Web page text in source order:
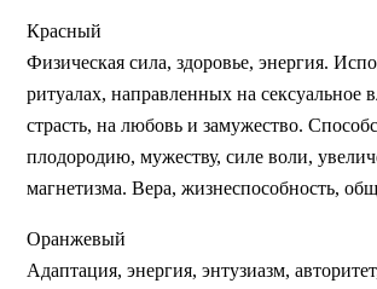
Красный
Физическая сила, здоровье, энергия.
ритуалах, направленных на сексуальное
страсть, на любовь и замужество.
плодородию, мужеству, силе воли,
магнетизма. Вера, жизнеспособность,
Оранжевый
Адаптация, энергия, энтузиазм,